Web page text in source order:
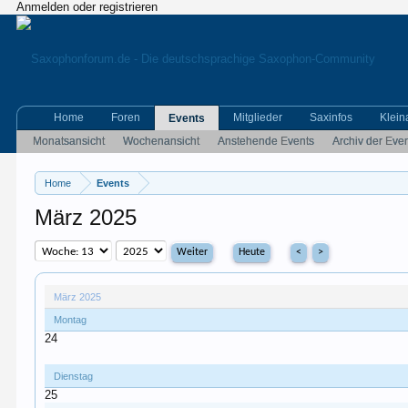
Anmelden oder registrieren
Home Events
März 2025
Heute < >
März 2025
Montag
24
Dienstag
25
Home Foren
Events
Monatsansicht
Wochenansicht Anstehende Events Archiv der
Mitglieder Saxinfos